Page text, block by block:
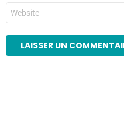
Site
web